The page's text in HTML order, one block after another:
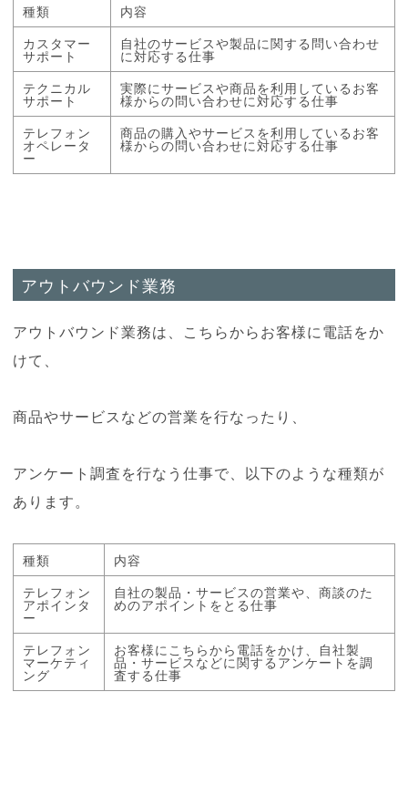
種類
内容
カスタマー
サポート
自社のサービスや製品に関する問い合わせ
に対応する仕事
テクニカル
サポート
実際にサービスや商品を利用しているお客
様からの問い合わせに対応する仕事
テレフォン
オペレータ
ー
商品の購入やサービスを利用しているお客
様からの問い合わせに対応する仕事
アウトバウンド業務
アウトバウンド業務は、こちらからお客様に電話をか
けて、
商品やサービスなどの営業を行なったり、
アンケート調査を行なう仕事で、以下のような種類が
あります。
種類
内容
テレフォン
アポインタ
ー
自社の製品・サービスの営業や、商談のた
めのアポイントをとる仕事
テレフォン
マーケティ
ング
お客様にこちらから電話をかけ、自社製
品・サービスなどに関するアンケートを調
査する仕事